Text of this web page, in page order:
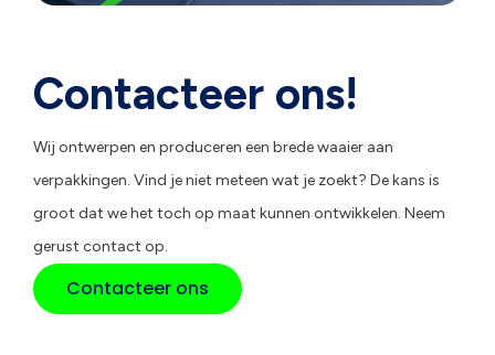
Contacteer ons!
Wij ontwerpen en produceren een brede waaier aan
verpakkingen. Vind je niet meteen wat je zoekt? De kans is
groot dat we het toch op maat kunnen ontwikkelen. Neem
gerust contact op.
Contacteer ons